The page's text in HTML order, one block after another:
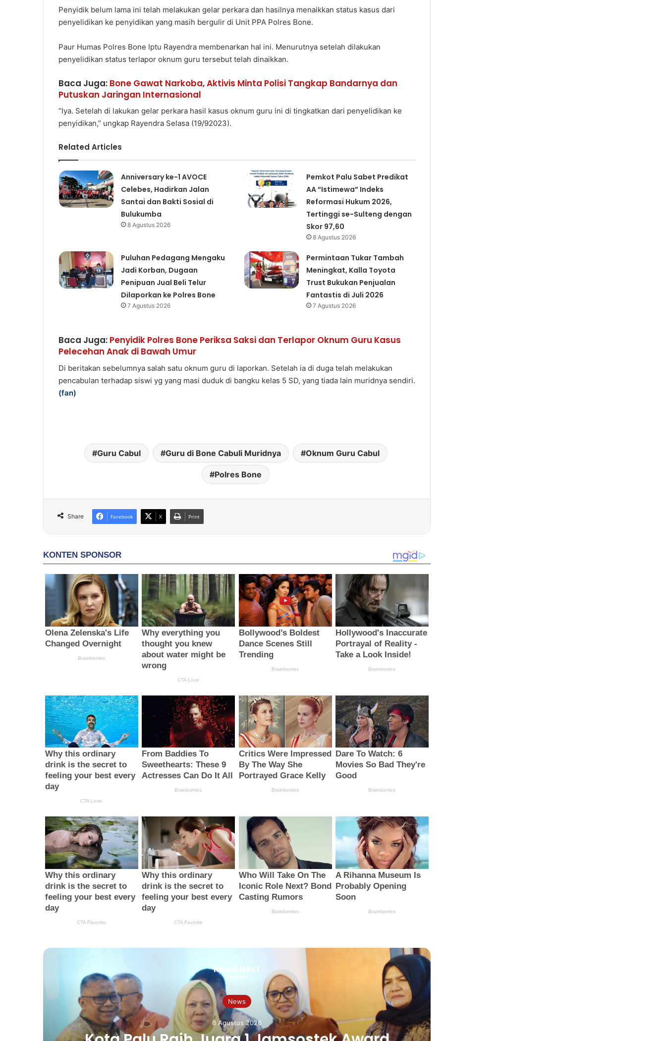
Penyidik belum lama ini telah melakukan gelar perkara dan hasilnya menaikkan status kasus dari
penyelidikan ke penyidikan yang masih bergulir di Unit PPA Polres Bone.
Paur Humas Polres Bone Iptu Rayendra membenarkan hal ini. Menurutnya setelah dilakukan
penyelidikan status terlapor oknum guru tersebut telah dinaikkan.
Baca Juga: Bone Gawat Narkoba, Aktivis Minta Polisi Tangkap Bandarnya dan
Putuskan Jaringan Internasional
“Iya. Setelah di lakukan gelar perkara hasil kasus oknum guru ini di tingkatkan dari penyelidikan ke
penyidikan,” ungkap Rayendra Selasa (19/92023).
Related Articles
Anniversary ke-1 AVOCE
Celebes, Hadirkan Jalan
Santai dan Bakti Sosial di
Bulukumba
8 Agustus 2026
Pemkot Palu Sabet Predikat
AA “Istimewa” Indeks
Reformasi Hukum 2026,
Tertinggi se-Sulteng dengan
Skor 97,60
8 Agustus 2026
Puluhan Pedagang Mengaku
Jadi Korban, Dugaan
Penipuan Jual Beli Telur
Dilaporkan ke Polres Bone
7 Agustus 2026
Permintaan Tukar Tambah
Meningkat, Kalla Toyota
Trust Bukukan Penjualan
Fantastis di Juli 2026
7 Agustus 2026
Baca Juga: Penyidik Polres Bone Periksa Saksi dan Terlapor Oknum Guru Kasus
Pelecehan Anak di Bawah Umur
Di beritakan sebelumnya salah satu oknum guru di laporkan. Setelah ia di duga telah melakukan
pencabulan terhadap siswi yg yang masi duduk di bangku kelas 5 SD, yang tiada lain muridnya sendiri.
(fan)
Guru Cabul Guru di Bone Cabuli Muridnya Oknum Guru Cabul
Polres Bone
Share Facebook X Print
Read Next
News
6 Agustus 2026